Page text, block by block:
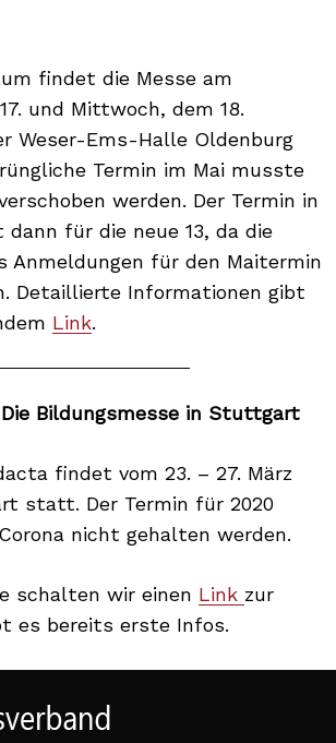
findet die Messe am
und Mittwoch, dem 18.
Weser-Ems-Halle Oldenburg
Termin im Mai musste
werden. Der Termin in
für die neue 13, da die
Anmeldungen für den Maitermin
Detaillierte Informationen gibt
Link.
Die Bildungsmesse in Stuttgart
findet vom 23. – 27. März
statt. Der Termin für 2020
nicht gehalten werden.
schalten wir einen Link zur
es bereits erste Infos.